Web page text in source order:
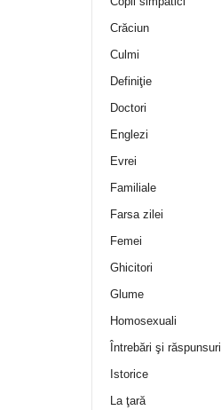
Crăciun
Culmi
Definiţie
Doctori
Englezi
Evrei
Familiale
Farsa zilei
Femei
Ghicitori
Glume
Homosexuali
Întrebări şi răspunsuri
Istorice
La ţară